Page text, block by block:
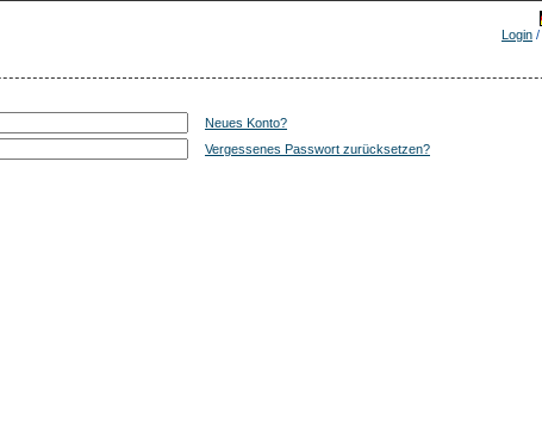
Login /
Neues Konto?
Vergessenes Passwort zurücksetzen?